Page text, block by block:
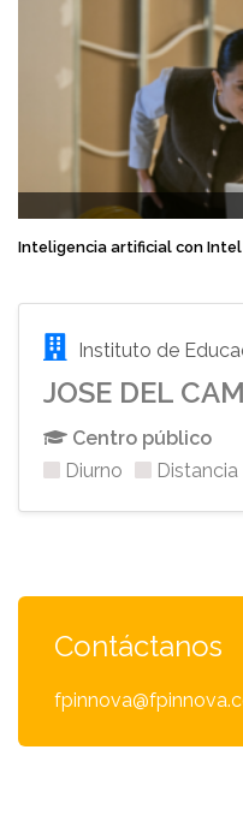
Inteligencia artificial con
Instituto de
JOSE DEL
Centro público
Diurno
Distancia
Contáctanos